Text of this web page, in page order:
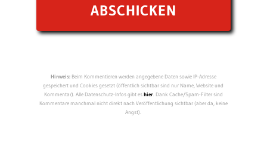
Hinweis:Beim Kommentieren werden angegebene Daten sowie IP-Adresse
gespeichert und Cookies gesetzt (öffentlich sichtbar sind nur Name, Website und
Kommentar). Alle Datenschutz-Infos gibt eshier. Dank Cache/Spam-Filter sind
Kommentare manchmal nicht direkt nach Veröffentlichung sichtbar (aber da, keine
Angst).